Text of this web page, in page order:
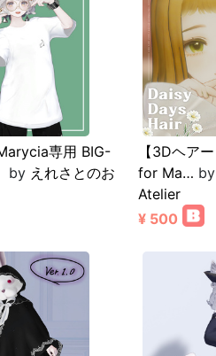
専用 BIG-
by えれさとのお
【3Dヘア
for Ma…
Atelier
¥ 500